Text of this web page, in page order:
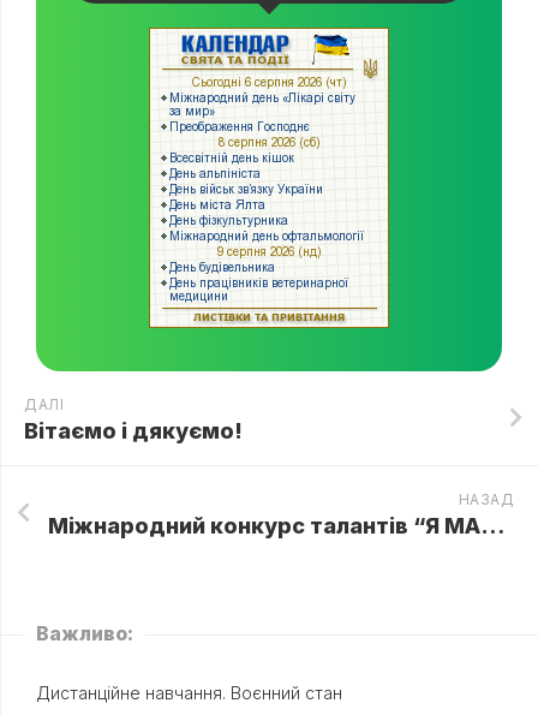
ДАЛІ
Вітаємо і дякуємо!
НАЗАД
Міжнародний конкурс талантів “Я МАЮ ТАЛАНТ”! ЛАУРЕАТ І ПРЕМІЇ 🏆Швец Даша 🏆
Важливо:
Дистанційне навчання. Воєнний стан